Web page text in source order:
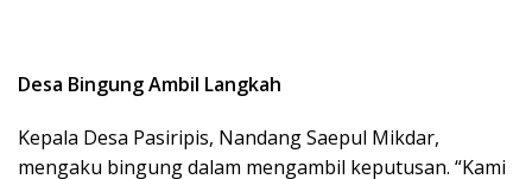
Desa Bingung Ambil Langkah
Kepala Desa Pasiripis, Nandang Saepul Mikdar,
mengaku bingung dalam mengambil keputusan. “Kami